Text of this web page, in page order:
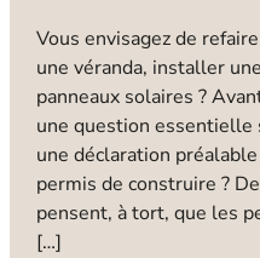
Vous envisagez de
une véranda, installer
panneaux solaires ?
une question
une déclaration
permis de construire ?
pensent, à tort, que les
[…]